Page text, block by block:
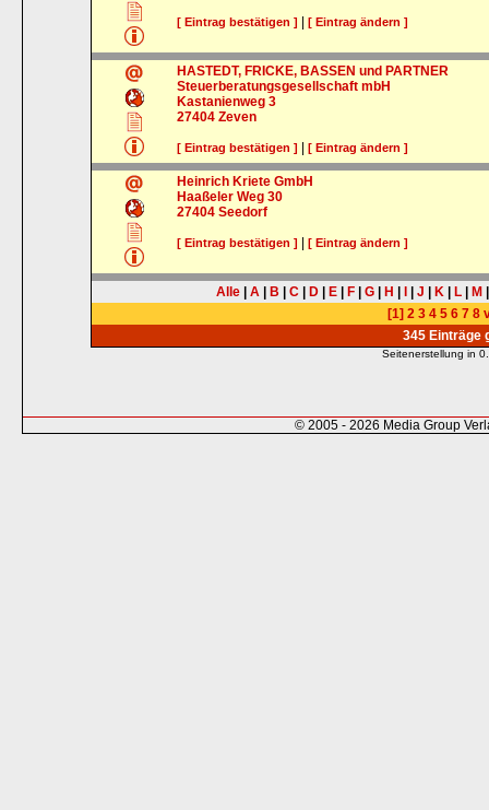
[ Eintrag bestätigen ] |[ Eintrag ändern ]
HASTEDT, FRICKE, BASSEN und PARTNER
Steuerberatungsgesellschaft mbH
Kastanienweg 3
27404 Zeven
[ Eintrag bestätigen ] |[ Eintrag ändern ]
Heinrich Kriete GmbH
Haaßeler Weg 30
27404 Seedorf
[ Eintrag bestätigen ] |[ Eintrag ändern ]
Alle A B C D E F G H J K L M
[1] 2 3 4 5 6 7 8
345 Einträge
Seitenerstellung in
© 2005 - 2026 Media Group